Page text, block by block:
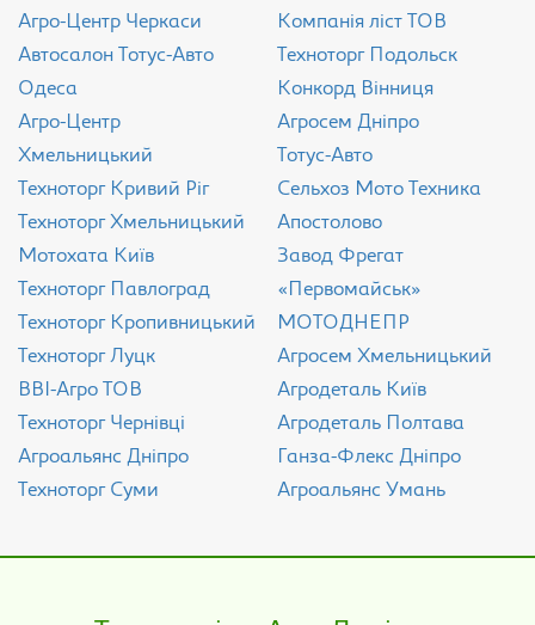
Агро-Центр Черкаси
Aвтосалон Тотус-Авто
Одеса
Агро-Центр
Хмельницький
Техноторг Кривий Ріг
Техноторг Хмельницький
Мотохата Київ
Техноторг Павлоград
Техноторг Кропивницький
Техноторг Луцк
ВВІ-Агро ТОВ
Техноторг Чернівці
Агроальянс Дніпро
Техноторг Суми
Компанія ліст ТОВ
Техноторг Подольск
Конкорд Вінниця
Агросем Дніпро
Тотус-Авто
Сельхоз Мото Техника
Апостолово
Завод Фрегат
«Первомайськ»
МОТОДНЕПР
Агросем Хмельницький
Агродеталь Київ
Агродеталь Полтава
Ганза-Флекс Дніпро
Агроальянс Умань